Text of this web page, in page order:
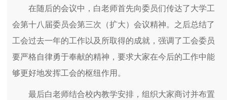
在随后的会议中，白老师首先向委员们传达了大学工
会第十八届委员会第三次（扩大）会议精神。之后总结了
工会过去一年的工作以及所取得的成就，强调了工会委员
要严格自律勇于奉献的精神，要求大家在今后的工作中能
够更好地发挥工会的枢纽作用。
最后白老师结合校内教学安排，组织大家商讨并布置